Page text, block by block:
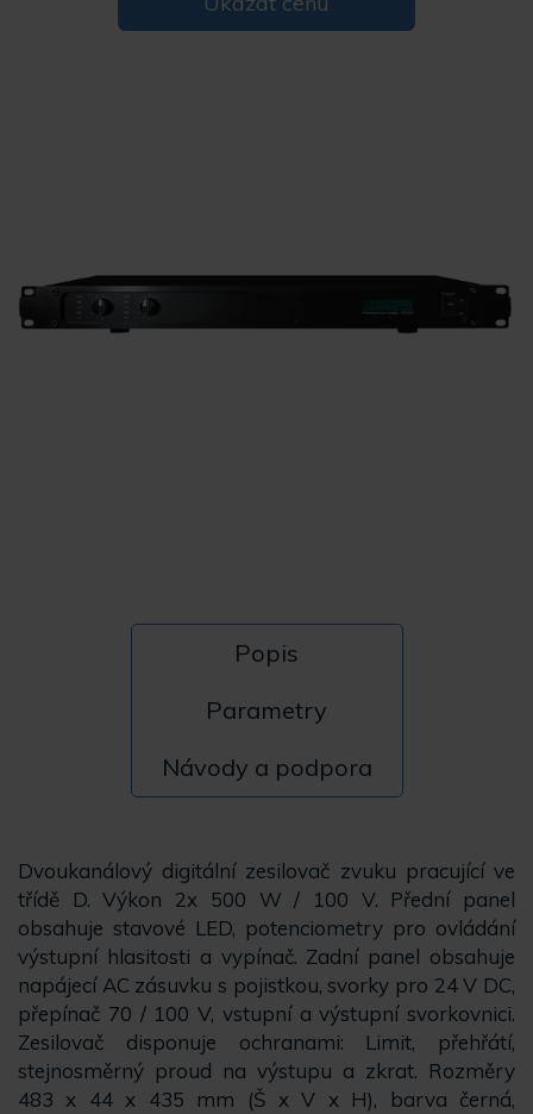
Popis
Parametry
Návody a podpora
Dvoukanálový digitální zesilovač zvuku pracující ve
třídě D. Výkon 2x 500 W / 100 V. Přední panel
obsahuje stavové LED, potenciometry pro ovládání
výstupní hlasitosti a vypínač. Zadní panel obsahuje
napájecí AC zásuvku s pojistkou, svorky pro 24 V DC,
přepínač 70 / 100 V, vstupní a výstupní svorkovnici.
Zesilovač disponuje ochranami: Limit, přehřátí,
stejnosměrný proud na výstupu a zkrat. Rozměry
483 x 44 x 435 mm (Š x V x H), barva černá,